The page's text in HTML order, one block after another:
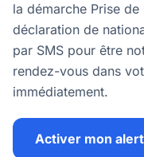
la démarche Prise
déclaration de
par SMS pour être
rendez-vous dans
immédiatement.
Activer mon